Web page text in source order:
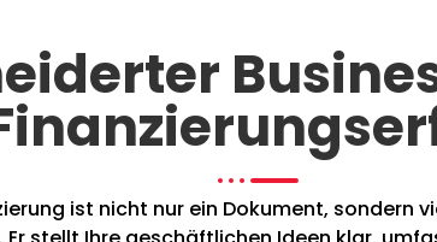
ist nicht nur ein Dokument, sondern